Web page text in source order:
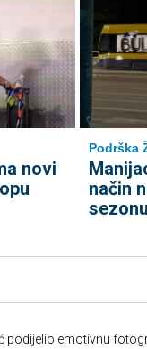
novi
Podrška
način
podijelio emotivnu